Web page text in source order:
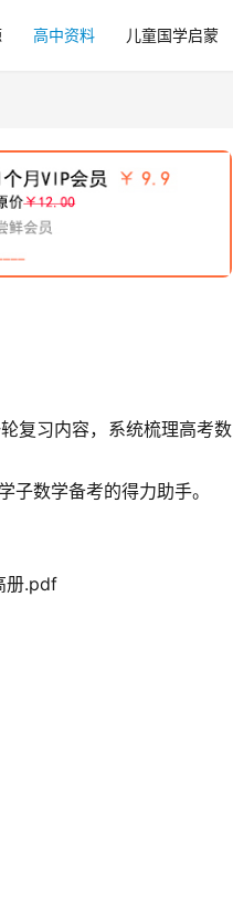
高中资料 儿童国学启蒙
复习内容，系统梳理高考数
数学备考的得力助手。
册.pdf